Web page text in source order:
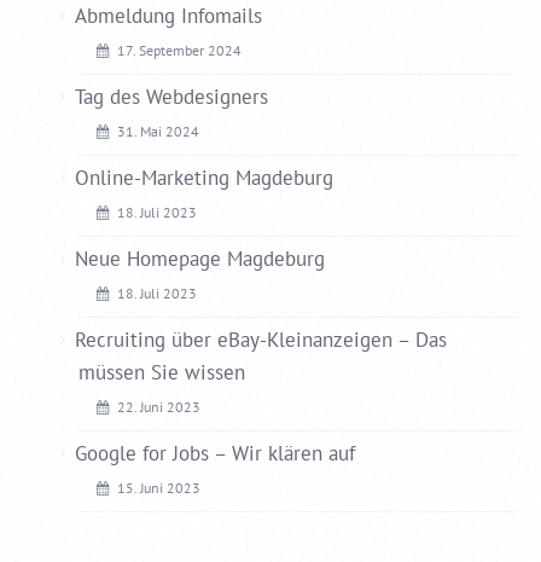
Abmeldung Infomails
17. September 2024
Tag des Webdesigners
31. Mai 2024
Online-Marketing Magdeburg
18. Juli 2023
Neue Homepage Magdeburg
18. Juli 2023
Recruiting über eBay-Kleinanzeigen – Das
müssen Sie wissen
22. Juni 2023
Google for Jobs – Wir klären auf
15. Juni 2023